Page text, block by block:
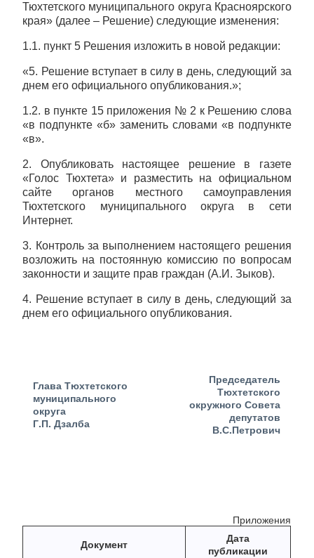
Тюхтетского муниципального округа Красноярского
края» (далее – Решение) следующие изменения:
1.1. пункт 5 Решения изложить в новой редакции:
«5. Решение вступает в силу в день, следующий за
днем его официального опубликования.»;
1.2. в пункте 15 приложения № 2 к Решению слова
«в подпункте «б» заменить словами «в подпункте
«в».
2. Опубликовать настоящее решение в газете
«Голос Тюхтета» и разместить на официальном
сайте органов местного самоуправления
Тюхтетского муниципального округа в сети
Интернет.
3. Контроль за выполнением настоящего решения
возложить на постоянную комиссию по вопросам
законности и защите прав граждан (А.И. Зыков).
4. Решение вступает в силу в день, следующий за
днем его официального опубликования.
Глава Тюхтетского
муниципального
округа
Г.П. Дзалба
Председатель
Тюхтетского
окружного Совета
депутатов
В.С.Петрович
Приложения
Документ
Дата
публикации